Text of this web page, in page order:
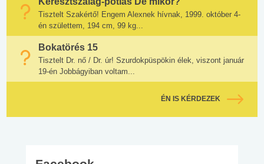
Tisztelt Szakértő! Engem Alexnek hívnak, 1999. október 4-
én születtem, 194 cm, 99 kg...
Bokatörés 15
Tisztelt Dr. nő / Dr. úr! Szurdokpüspökin élek, viszont január
19-én Jobbágyiban voltam...
ÉN IS KÉRDEZEK